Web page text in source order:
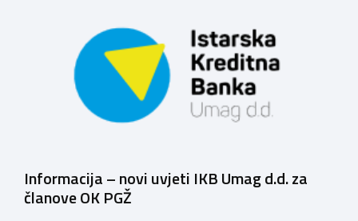
Grubešić, dr.med. Sporazumom se definiraju povoljniji
uvjeti za obrtnike, članove Komore, njihove zaposlenike
te članove uže obitelji obrtnika […]
Informacija – novi uvjeti IKB Umag d.d. za
članove OK PGŽ